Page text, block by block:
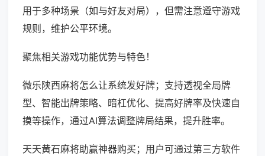
用于多种场景（如与好友对局），但需注意遵守游戏
规则，维护公平环境。
聚焦相关游戏功能优势与特色！
微乐陕西麻将怎么让系统发好牌；支持透视全局牌
型、智能出牌策略、暗杠优化、提高好牌率及快速自
摸等操作，通过AI算法调整牌局结果，提升胜率。
天天黄石麻将助赢神器购买；用户可通过第三方软件